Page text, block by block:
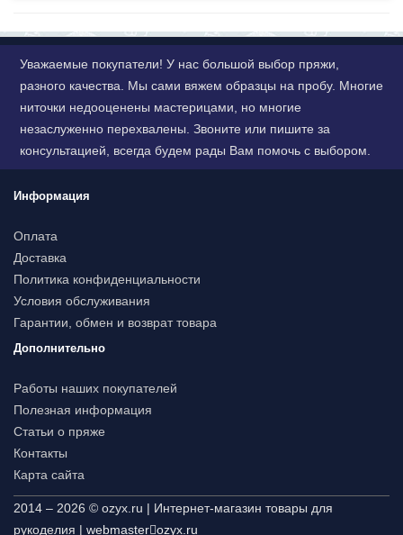
Уважаемые покупатели! У нас большой выбор пряжи,
разного качества. Мы сами вяжем образцы на пробу. Многие
ниточки недооценены мастерицами, но многие
незаслуженно перехвалены. Звоните или пишите за
консультацией, всегда будем рады Вам помочь с выбором.
Информация
Оплата
Доставка
Политика конфиденциальности
Условия обслуживания
Гарантии, обмен и возврат товара
Дополнительно
Работы наших покупателей
Полезная информация
Статьи о пряже
Контакты
Карта сайта
2014 – 2026 © ozyx.ru | Интернет-магазин товары для
рукоделия | webmaster ozyx.ru